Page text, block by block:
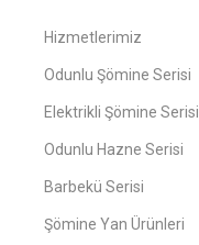
Hizmetlerimiz
Odunlu Şömine Serisi
Elektrikli Şömine Serisi
Odunlu Hazne Serisi
Barbekü Serisi
Şömine Yan Ürünleri